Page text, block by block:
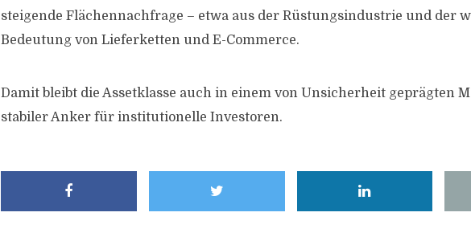
steigende Flächennachfrage – etwa aus der Rüstungsindustrie und der
Bedeutung von Lieferketten und E-Commerce.
Damit bleibt die Assetklasse auch in einem von Unsicherheit geprägten
stabiler Anker für institutionelle Investoren.